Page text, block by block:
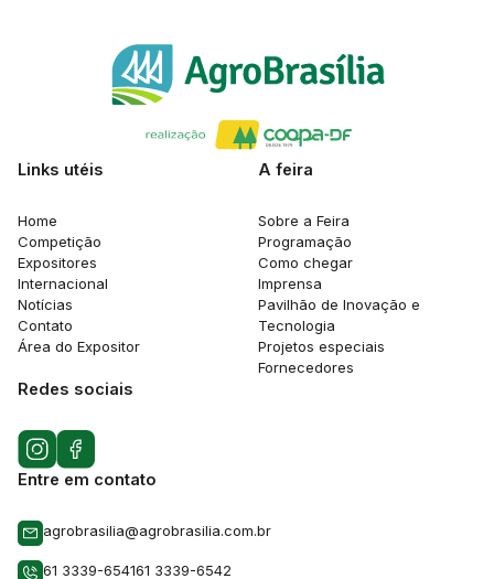
Links utéis
Home
Competição
Expositores
Internacional
Notícias
Contato
Área do Expositor
A feira
Sobre a Feira
Programação
Como chegar
Imprensa
Pavilhão de Inovação e
Tecnologia
Projetos especiais
Fornecedores
Redes sociais
Entre em contato
agrobrasilia@agrobrasilia.com.br
61 3339-654161 3339-6542